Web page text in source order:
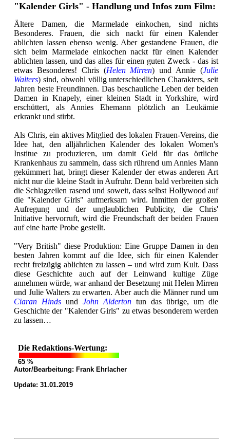
"Kalender Girls" - Handlung und Infos zum Film:
Ältere Damen, die Marmelade einkochen, sind nichts
Besonderes. Frauen, die sich nackt für einen Kalender
ablichten lassen ebenso wenig. Aber gestandene Frauen, die
sich beim Marmelade einkochen nackt für einen Kalender
ablichten lassen, und das alles für einen guten Zweck - das ist
etwas Besonderes! Chris (Helen Mirren) und Annie (Julie
Walters) sind, obwohl völlig unterschiedlichen Charakters, seit
Jahren beste Freundinnen. Das beschauliche Leben der beiden
Damen in Knapely, einer kleinen Stadt in Yorkshire, wird
erschüttert, als Annies Ehemann plötzlich an Leukämie
erkrankt und stirbt.
Als Chris, ein aktives Mitglied des lokalen Frauen-Vereins, die
Idee hat, den alljährlichen Kalender des lokalen Women's
Institue zu produzieren, um damit Geld für das örtliche
Krankenhaus zu sammeln, dass sich rührend um Annies Mann
gekümmert hat, bringt dieser Kalender der etwas anderen Art
nicht nur die kleine Stadt in Aufruhr. Denn bald verbreiten sich
die Schlagzeilen rasend und soweit, dass selbst Hollywood auf
die "Kalender Girls" aufmerksam wird. Inmitten der großen
Aufregung und der unglaublichen Publicity, die Chris'
Initiative hervorruft, wird die Freundschaft der beiden Frauen
auf eine harte Probe gestellt.
"Very British" diese Produktion: Eine Gruppe Damen in den
besten Jahren kommt auf die Idee, sich für einen Kalender
recht freizügig ablichten zu lassen – und wird zum Kult. Dass
diese Geschichte auch auf der Leinwand kultige Züge
annehmen würde, war anhand der Besetzung mit Helen Mirren
und Julie Walters zu erwarten. Aber auch die Männer rund um
Ciaran Hinds und John Alderton tun das übrige, um die
Geschichte der "Kalender Girls" zu etwas besonderem werden
zu lassen…
Die Redaktions-Wertung:
65 %
Autor/Bearbeitung: Frank Ehrlacher
Update: 31.01.2019